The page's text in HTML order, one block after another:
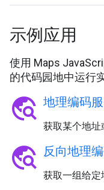
示例应用
使用 Maps
的代码园地中运行
travel_explore 地理编码
获取某个地址
travel_explore 反向地理
获取一组给定